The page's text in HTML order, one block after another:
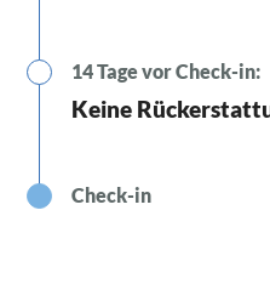
14 Tage vor Check-in:
Keine
Check-in